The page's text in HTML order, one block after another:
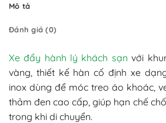
Mô tả
Đánh giá (0)
Xe đẩy hành lý khách sạn với
vàng, thiết kế hàn cố định xe
inox dùng để móc treo áo khoác,
thảm đen cao cấp, giúp hạn chế
trong khi di chuyển.